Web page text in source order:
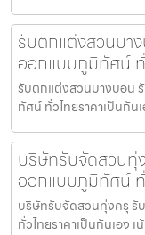
รับตกแต่งสวนบา
ออกแบบภูมิทัศน์
รับตกแต่งสวนบางบอน
ทัศน์ ทั่วไทยราคาเป็นกั
บริษัทรับจัดสวนทุ่
ออกแบบภูมิทัศน์
บริษัทรับจัดสวนทุ่งครุ
ทั่วไทยราคาเป็นกันเอง